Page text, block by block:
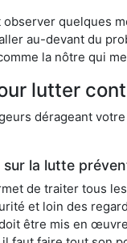
quelques
au-devant du
la nôtre qui
lutter
dérageant
la lutte
de traiter tous
et loin des
être mis en